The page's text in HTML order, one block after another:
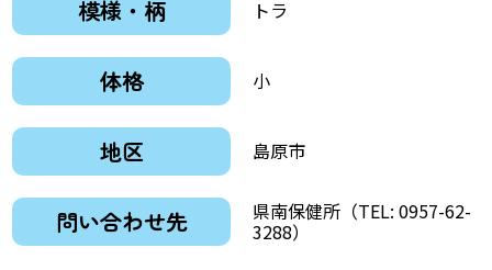
模様・柄 トラ
体格 小
地区 島原市
問い合わせ先 県南保健所（TEL: 0957-62-
3288）